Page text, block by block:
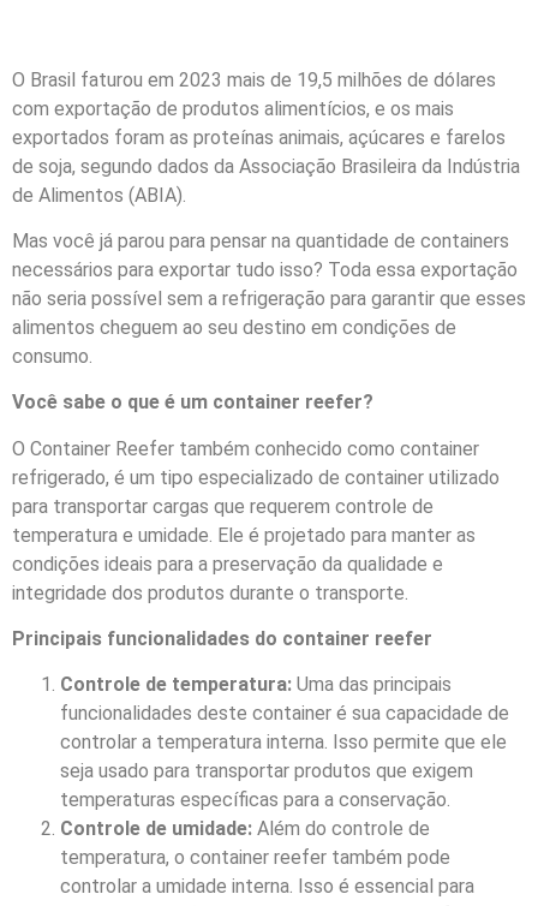
O Brasil faturou em 2023 mais de 19,5 milhões de dólares
com exportação de produtos alimentícios, e os mais
exportados foram as proteínas animais, açúcares e farelos
de soja, segundo dados da Associação Brasileira da Indústria
de Alimentos (ABIA).
Mas você já parou para pensar na quantidade de containers
necessários para exportar tudo isso? Toda essa exportação
não seria possível sem a refrigeração para garantir que esses
alimentos cheguem ao seu destino em condições de
consumo.
Você sabe o que é um container reefer?
O Container Reefer também conhecido como container
refrigerado, é um tipo especializado de container utilizado
para transportar cargas que requerem controle de
temperatura e umidade. Ele é projetado para manter as
condições ideais para a preservação da qualidade e
integridade dos produtos durante o transporte.
Principais funcionalidades do container reefer
Controle de temperatura: Uma das principais
funcionalidades deste container é sua capacidade de
controlar a temperatura interna. Isso permite que ele
seja usado para transportar produtos que exigem
temperaturas específicas para a conservação.
Controle de umidade: Além do controle de
temperatura, o container reefer também pode
controlar a umidade interna. Isso é essencial para